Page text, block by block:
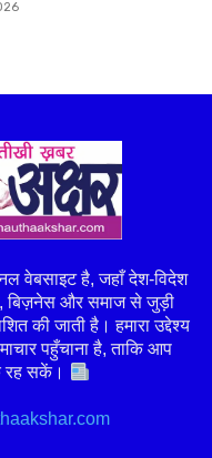
वेबसाइट है, जहाँ देश-विदेश
बिज़नेस और समाज से जुड़ी
की जाती है। हमारा उद्देश्य
पहुँचाना है, ताकि आप
रह सकें।